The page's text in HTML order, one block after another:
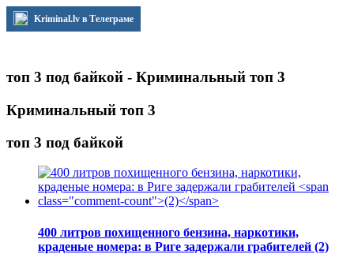
Kriminal.lv в Телеграме
топ 3 под байкой - Криминальный топ 3
Криминальный топ 3
топ 3 под байкой
400 литров похищенного бензина, наркотики,
краденые номера: в Риге задержали грабителей (2)